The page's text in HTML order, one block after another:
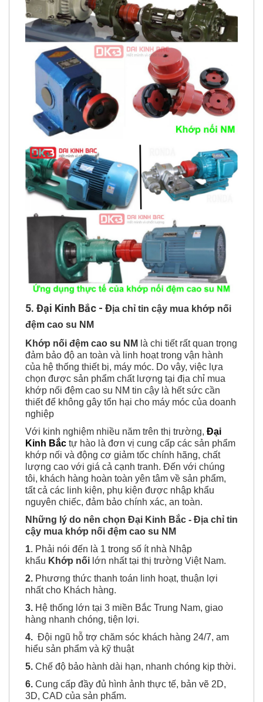
5. Đại Kinh Bắc - Địa chỉ tin cậy mua khớp nối
đệm cao su NM
Khớp nối đệm cao su NM là chi tiết rất quan trọng
đảm bảo độ an toàn và linh hoạt trong vận hành
của hệ thống thiết bị, máy móc. Do vậy, việc lựa
chọn được sản phẩm chất lượng tại địa chỉ mua
khớp nối đệm cao su NM tin cậy là hết sức cần
thiết để không gây tổn hại cho máy móc của doanh
nghiệp
Với kinh nghiệm nhiều năm trên thị trường, Đại
Kinh Bắc tự hào là đơn vị cung cấp các sản phẩm
khớp nối và động cơ giảm tốc chính hãng, chất
lượng cao với giá cả cạnh tranh. Đến với chúng
tôi, khách hàng hoàn toàn yên tâm về sản phẩm,
tất cả các linh kiện, phụ kiện được nhập khẩu
nguyên chiếc, đảm bảo chính xác, an toàn.
Những lý do nên chọn Đại Kinh Bắc - Địa chỉ tin
cậy mua khớp nối đệm cao su NM
1. Phải nói đến là 1 trong số ít nhà Nhập
khẩu Khớp nối lớn nhất tại thị trường Việt Nam.
2. Phương thức thanh toán linh hoạt, thuận lợi
nhất cho Khách hàng.
3. Hệ thống lớn tại 3 miền Bắc Trung Nam, giao
hàng nhanh chóng, tiện lợi.
4. Đội ngũ hỗ trợ chăm sóc khách hàng 24/7, am
hiểu sản phẩm và kỹ thuật
5. Chế độ bảo hành dài hạn, nhanh chóng kịp thời.
6. Cung cấp đầy đủ hình ảnh thực tế, bản vẽ 2D,
3D, CAD của sản phẩm.